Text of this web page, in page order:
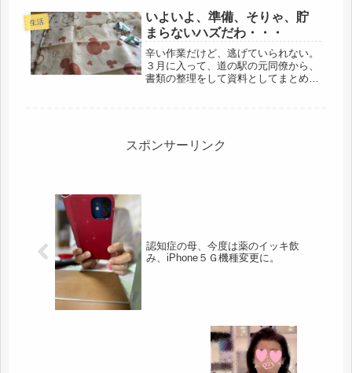
生活
いよいよ、準備、そりゃ、貯
まらないハズだわ・・・
辛い作業だけど、逃げていられない。
３月に入って、道の駅の元同僚から、
書類の整理をして資料としてまとめて
け...
スポンサーリンク
認知症の母、今度は薬のイッキ飲
み、iPhone５Ｇ機種変更に。